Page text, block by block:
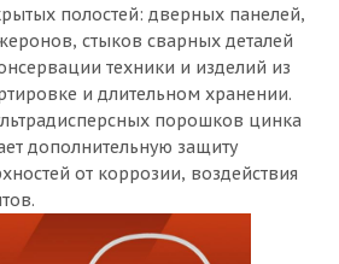
полостей: дверных панелей,
стыков сварных деталей
техники и изделий из
и длительном хранении.
порошков цинка
дополнительную защиту
от коррозии, воздействия